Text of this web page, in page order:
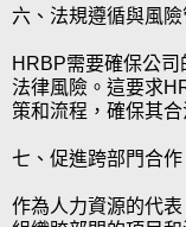
六、法規遵循與風險
HRBP需要確保公
法律風險。這要求
策和流程，確保其合
七、促進跨部門合作
作為人力資源的代